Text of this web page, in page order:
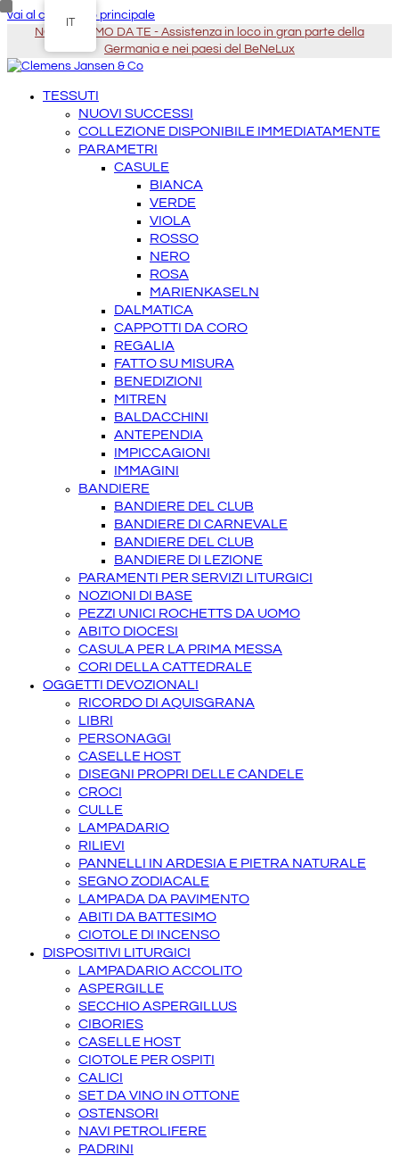
vai al contenuto principale
NOI VENIAMO DA TE - Assistenza in loco in gran parte della
Germania e nei paesi del BeNeLux
TESSUTI
NUOVI SUCCESSI
COLLEZIONE DISPONIBILE IMMEDIATAMENTE
PARAMETRI
CASULE
BIANCA
VERDE
VIOLA
ROSSO
NERO
ROSA
MARIENKASELN
DALMATICA
CAPPOTTI DA CORO
REGALIA
FATTO SU MISURA
BENEDIZIONI
MITREN
BALDACCHINI
ANTEPENDIA
IMPICCAGIONI
IMMAGINI
BANDIERE
BANDIERE DEL CLUB
BANDIERE DI CARNEVALE
BANDIERE DEL CLUB
BANDIERE DI LEZIONE
PARAMENTI PER SERVIZI LITURGICI
NOZIONI DI BASE
PEZZI UNICI ROCHETTS DA UOMO
ABITO DIOCESI
CASULA PER LA PRIMA MESSA
CORI DELLA CATTEDRALE
OGGETTI DEVOZIONALI
RICORDO DI AQUISGRANA
LIBRI
PERSONAGGI
CASELLE HOST
DISEGNI PROPRI DELLE CANDELE
CROCI
CULLE
LAMPADARIO
RILIEVI
PANNELLI IN ARDESIA E PIETRA NATURALE
SEGNO ZODIACALE
LAMPADA DA PAVIMENTO
ABITI DA BATTESIMO
CIOTOLE DI INCENSO
DISPOSITIVI LITURGICI
LAMPADARIO ACCOLITO
ASPERGILLE
SECCHIO ASPERGILLUS
CIBORIES
CASELLE HOST
CIOTOLE PER OSPITI
CALICI
SET DA VINO IN OTTONE
OSTENSORI
NAVI PETROLIFERE
PADRINI
IT